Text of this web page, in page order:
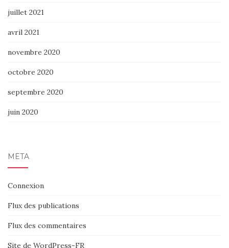
juillet 2021
avril 2021
novembre 2020
octobre 2020
septembre 2020
juin 2020
MÉTA
Connexion
Flux des publications
Flux des commentaires
Site de WordPress-FR